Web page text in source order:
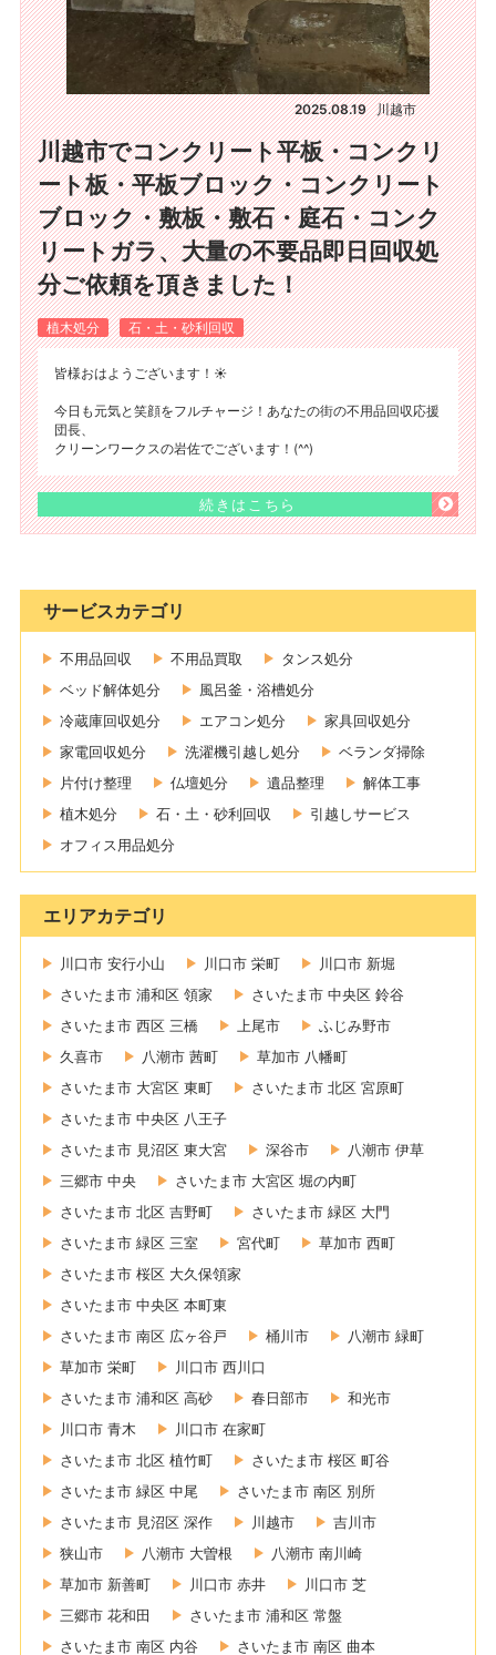
2025.08.19 川越市
川越市でコンクリート平板・コンクリ
ート板・平板ブロック・コンクリート
ブロック・敷板・敷石・庭石・コンク
リートガラ、大量の不要品即日回収処
分ご依頼を頂きました！
植木処分 石・土・砂利回収
皆様おはようございます！☀️
今日も元気と笑顔をフルチャージ！あなたの街の不用品回収応援
団長、
クリーンワークスの岩佐でございます！(^^)
続きはこちら
サービスカテゴリ
不用品回収 不用品買取
タンス処分
ベッド解体処分
風呂釜・浴槽処分
冷蔵庫回収処分
エアコン処分
家具回収処分
家電回収処分
洗濯機引越し処分
ベランダ掃除
片付け整理
仏壇処分 遺品整理
解体工事
植木処分
石・土・砂利回収
引越しサービス
オフィス用品処分
エリアカテゴリ
川口市 安行小山 川口市 栄町
川口市 新堀
さいたま市 浦和区 領家
さいたま市 中央区 鈴谷
さいたま市 西区 三橋
上尾市
ふじみ野市
久喜市
八潮市 茜町
草加市 八幡町
さいたま市 大宮区 東町
さいたま市 北区 宮原町
さいたま市 中央区 八王子
さいたま市 見沼区 東大宮
深谷市
八潮市 伊草
三郷市 中央
さいたま市 大宮区 堀の内町
さいたま市 北区 吉野町
さいたま市 緑区 大門
さいたま市 緑区 三室
宮代町
草加市 西町
さいたま市 桜区 大久保領家
さいたま市 中央区 本町東
さいたま市 南区 広ヶ谷戸
桶川市
八潮市 緑町
草加市 栄町
川口市 西川口
さいたま市 浦和区 高砂
春日部市
和光市
川口市 青木
川口市 在家町
さいたま市 北区 植竹町
さいたま市 桜区 町谷
さいたま市 緑区 中尾
さいたま市 南区 別所
さいたま市 見沼区 深作
川越市
吉川市
狭山市
八潮市 大曽根
八潮市 南川崎
草加市 新善町
川口市 赤井
川口市 芝
三郷市 花和田
さいたま市 浦和区 常盤
さいたま市 南区 内谷
さいたま市 南区 曲本